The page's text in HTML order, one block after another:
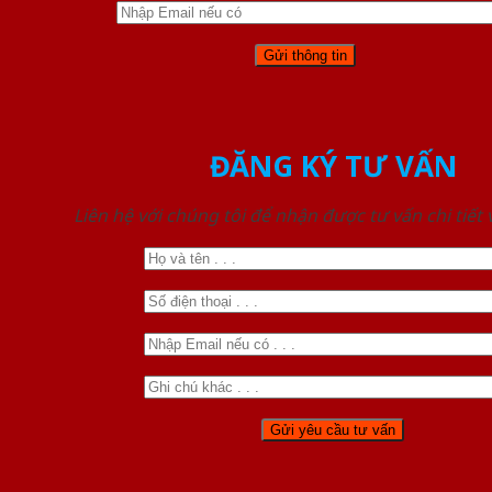
ĐĂNG KÝ TƯ VẤN
Liên hệ với chúng tôi để nhận được tư vấn chi tiết